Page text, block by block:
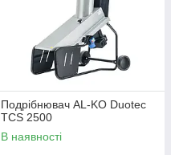
Подрібнювач AL-KO Duotec
TCS 2500
В наявності